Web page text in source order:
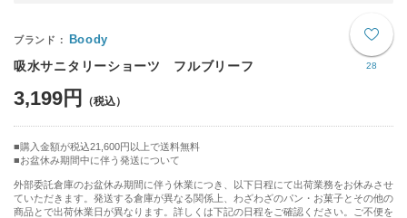
28
Boody
吸水サニタリーショーツ フルブリーフ
3,199円
購入金額が税込21,600円以上で送料無料
お盆休み期間中に伴う発送について
外部委託倉庫のお盆休み期間に伴う休業につき、以下日程にて出荷業務をお休みさせ
ていただきます。発送する倉庫が異なる関係上、わざわざのパン・お菓子とその他の
商品とで出荷休業日が異なります。詳しくは下記の日程をご確認ください。ご不便を